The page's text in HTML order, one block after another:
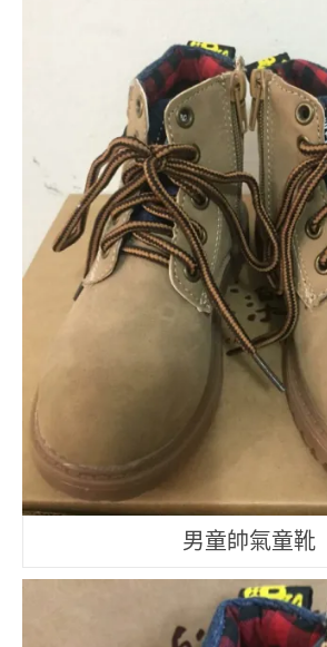
男童帥氣童靴